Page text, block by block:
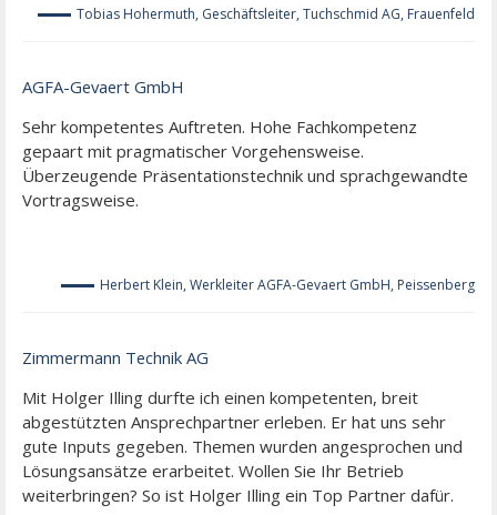
Tobias Hohermuth, Geschäftsleiter, Tuchschmid AG, Frauenfeld
AGFA-Gevaert GmbH
Sehr kompetentes Auftreten. Hohe Fachkompetenz
gepaart mit pragmatischer Vorgehensweise.
Überzeugende Präsentationstechnik und sprachgewandte
Vortragsweise.
Herbert Klein, Werkleiter AGFA-Gevaert GmbH, Peissenberg
Zimmermann Technik AG
Mit Holger Illing durfte ich einen kompetenten, breit
abgestützten Ansprechpartner erleben. Er hat uns sehr
gute Inputs gegeben. Themen wurden angesprochen und
Lösungsansätze erarbeitet. Wollen Sie Ihr Betrieb
weiterbringen? So ist Holger Illing ein Top Partner dafür.